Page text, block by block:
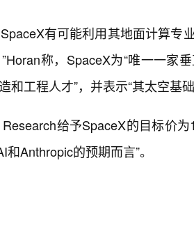
有可能利用其地面计算
称，SpaceX为“唯一一家
工程人才”，并表示“其太空基
给予SpaceX的目标价
Anthropic的预期而言”。